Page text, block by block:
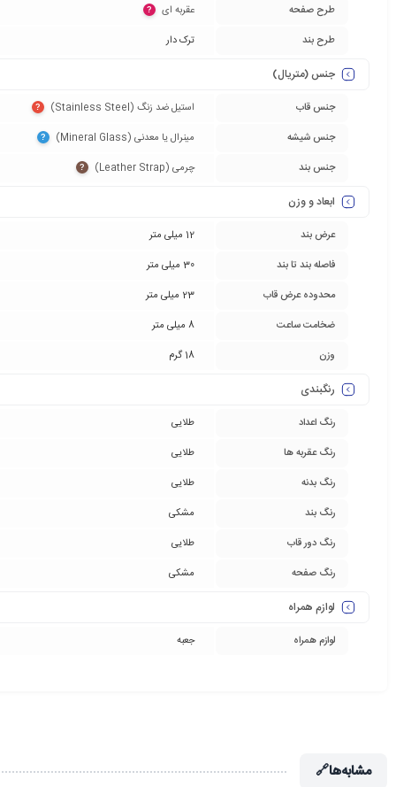
طرح صفحه عقربه ای‏ ?
طرح بند ترک دار
جنس (متریال)
جنس قاب استیل ضد زنگ (Stainless Steel)‏ ?
جنس شیشه مینرال یا معدنی (Mineral Glass)‏ ?
جنس بند چرمی (Leather Strap)‏ ?
ابعاد و وزن
عرض بند
12 میلی متر
فاصله بند تا بند
30 میلی متر
محدوده عرض قاب
23 میلی متر
ضخامت ساعت
8 میلی متر
وزن
18 گرم
رنگبندی
رنگ اعداد
طلایی
رنگ عقربه ها
طلایی
رنگ بدنه
طلایی
رنگ بند
مشکی
رنگ دور قاب
طلایی
رنگ صفحه
مشکی
لوازم همراه
لوازم همراه جعبه
مشابه‌ها🔗